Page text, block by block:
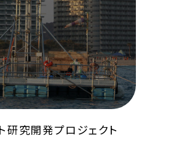
研究開発プロジェクト